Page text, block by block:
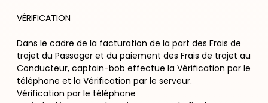
VÉRIFICATION
Dans le cadre de la facturation de la part des Frais de
trajet du Passager et du paiement des Frais de trajet au
Conducteur, captain-bob effectue la Vérification par le
téléphone et la Vérification par le serveur.
Vérification par le téléphone